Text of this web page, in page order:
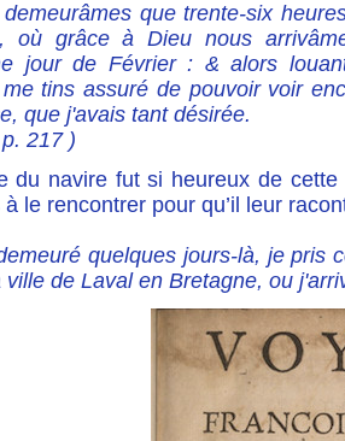
que trente-six
où grâce à Dieu nous
jour de Février : & alors
tins assuré de pouvoir voir
que j'avais tant désirée.
217 )
du navire fut si heureux de
le rencontrer pour qu’il leur
quelques jours-là, je pris
ville de Laval en Bretagne, ou